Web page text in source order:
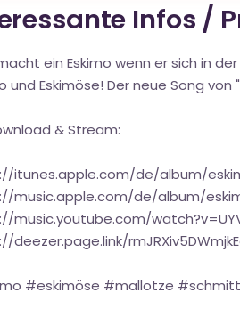
Infos /
ein Eskimo wenn er sich in
und Eskimöse! Der neue Song
& Stream:
itunes.apple.com/de/album/
music.apple.com/de/album/
music.youtube.com/
deezer.page.link/
#eskimöse #mallotze